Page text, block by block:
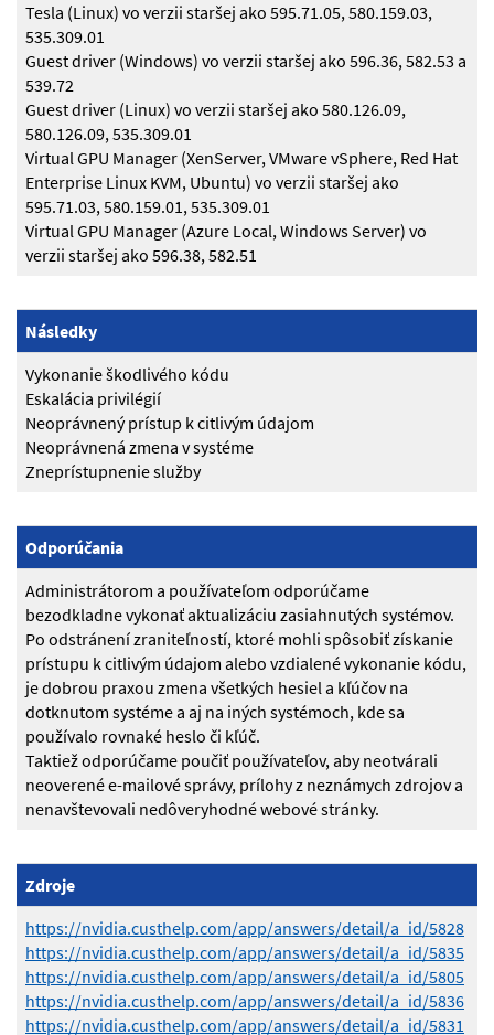
Tesla (Linux) vo verzii staršej ako 595.71.05, 580.159.03,
535.309.01
Guest driver (Windows) vo verzii staršej ako 596.36, 582.53 a
539.72
Guest driver (Linux) vo verzii staršej ako 580.126.09,
580.126.09, 535.309.01
Virtual GPU Manager (XenServer, VMware vSphere, Red Hat
Enterprise Linux KVM, Ubuntu) vo verzii staršej ako
595.71.03, 580.159.01, 535.309.01
Virtual GPU Manager (Azure Local, Windows Server) vo
verzii staršej ako 596.38, 582.51
Následky
Vykonanie škodlivého kódu
Eskalácia privilégií
Neoprávnený prístup k citlivým údajom
Neoprávnená zmena v systéme
Zneprístupnenie služby
Odporúčania
Administrátorom a používateľom odporúčame
bezodkladne vykonať aktualizáciu zasiahnutých systémov.
Po odstránení zraniteľností, ktoré mohli spôsobiť získanie
prístupu k citlivým údajom alebo vzdialené vykonanie kódu,
je dobrou praxou zmena všetkých hesiel a kľúčov na
dotknutom systéme a aj na iných systémoch, kde sa
používalo rovnaké heslo či kľúč.
Taktiež odporúčame poučiť používateľov, aby neotvárali
neoverené e-mailové správy, prílohy z neznámych zdrojov a
nenavštevovali nedôveryhodné webové stránky.
Zdroje
https://nvidia.custhelp.com/app/answers/detail/a_id/5828
https://nvidia.custhelp.com/app/answers/detail/a_id/5835
https://nvidia.custhelp.com/app/answers/detail/a_id/5805
https://nvidia.custhelp.com/app/answers/detail/a_id/5836
https://nvidia.custhelp.com/app/answers/detail/a_id/5831